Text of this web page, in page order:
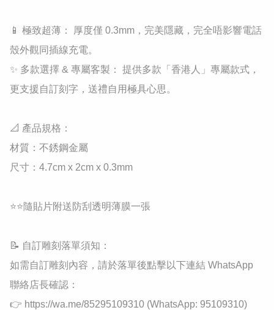
​📱 極致超薄： 厚度僅 0.3mm，完美隱藏，完全唔影響電話
殼外觀同插線充電。
​✨ 多款選擇 & 專屬客製： 提供多款「香港人」專屬款式，
更支援自訂刻字，送禮自用極具心思。
​📐 產品規格：
​材質：不銹鋼金屬
​尺寸：4.7cm x 2cm x 0.3mm
⭐⭐隨貼片附送防刮透明薄膜一張
​📝 自訂雕刻落單須知：
如需自訂雕刻內容，請於落單後點擊以下連結 WhatsApp
聯絡店長確認：
👉 https://wa.me/85295109310 (WhatsApp: 95109310)